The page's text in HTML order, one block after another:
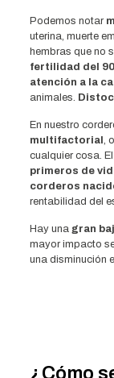
Podemos notar
uterina, muerte
hembras que no
fertilidad del
atención a la
animales.
En nuestro
multifactorial ,
cualquier cosa.
primeros de
corderos
rentabilidad del
Hay una gran
mayor impacto
una disminución
¿Cómo